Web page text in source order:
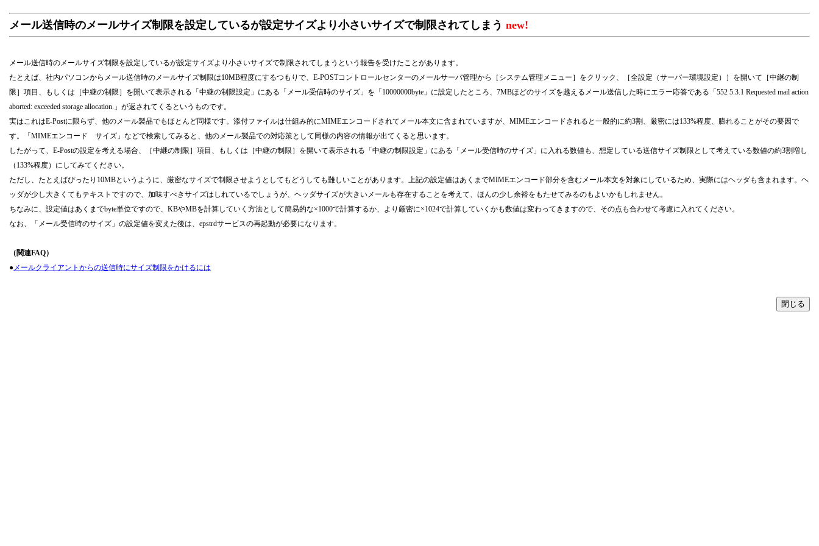
メール送信時のメールサイズ制限を設定しているが設定サイズより小さいサイズで制限されてしまう new!
メール送信時のメールサイズ制限を設定しているが設定サイズより小さいサイズで制限されてしまうという報告を受けたことがあります。
たとえば、社内パソコンからメール送信時のメールサイズ制限は10MB程度にするつもりで、E-POSTコントロールセンターのメールサーバ管理から［システム管理メニュー］をクリック、［全設定（サーバー環境設定）］を開いて［中継の制
限］項目、もしくは［中継の制限］を開いて表示される「中継の制限設定」にある「メール受信時のサイズ」を「10000000byte」に設定したところ、7MBほどのサイズを越えるメール送信した時にエラー応答である「552 5.3.1 Requested mail action
aborted: exceeded storage allocation.」が返されてくるというものです。
実はこれはE-Postに限らず、他のメール製品でもほとんど同様です。添付ファイルは仕組み的にMIMEエンコードされてメール本文に含まれていますが、MIMEエンコードされると一般的に約3割、厳密には133%程度、膨れることがその要因で
す。「MIMEエンコード サイズ」などで検索してみると、他のメール製品での対応策として同様の内容の情報が出てくると思います。
したがって、E-Postの設定を考える場合、［中継の制限］項目、もしくは［中継の制限］を開いて表示される「中継の制限設定」にある「メール受信時のサイズ」に入れる数値も、想定している送信サイズ制限として考えている数値の約3割増し
（133%程度）にしてみてください。
ただし、たとえばぴったり10MBというように、厳密なサイズで制限させようとしてもどうしても難しいことがあります。上記の設定値はあくまでMIMEエンコード部分を含むメール本文を対象にしているため、実際にはヘッダも含まれます。ヘ
ッダが少し大きくてもテキストですので、加味すべきサイズはしれているでしょうが、ヘッダサイズが大きいメールも存在することを考えて、ほんの少し余裕をもたせてみるのもよいかもしれません。
ちなみに、設定値はあくまでbyte単位ですので、KBやMBを計算していく方法として簡易的な×1000で計算するか、より厳密に×1024で計算していくかも数値は変わってきますので、その点も合わせて考慮に入れてください。
なお、「メール受信時のサイズ」の設定値を変えた後は、epstrdサービスの再起動が必要になります。
（関連FAQ）
●メールクライアントからの送信時にサイズ制限をかけるには